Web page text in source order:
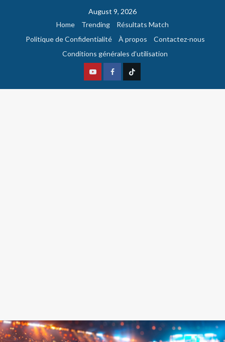
August 9, 2026
Home
Trending
Résultats Match
Politique de Confidentialité
À propos
Contactez-nous
Conditions générales d’utilisation